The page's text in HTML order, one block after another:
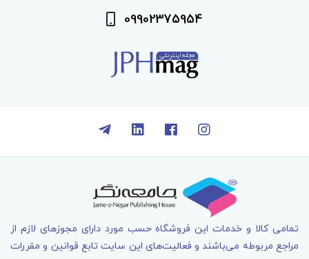
09902375954
تمامی کالا و خدمات اين فروشگاه حسب مورد دارای مجوزهای لازم از
مراجع مربوطه می‌باشند و فعاليت‌های اين سايت تابع قوانين و مقررات